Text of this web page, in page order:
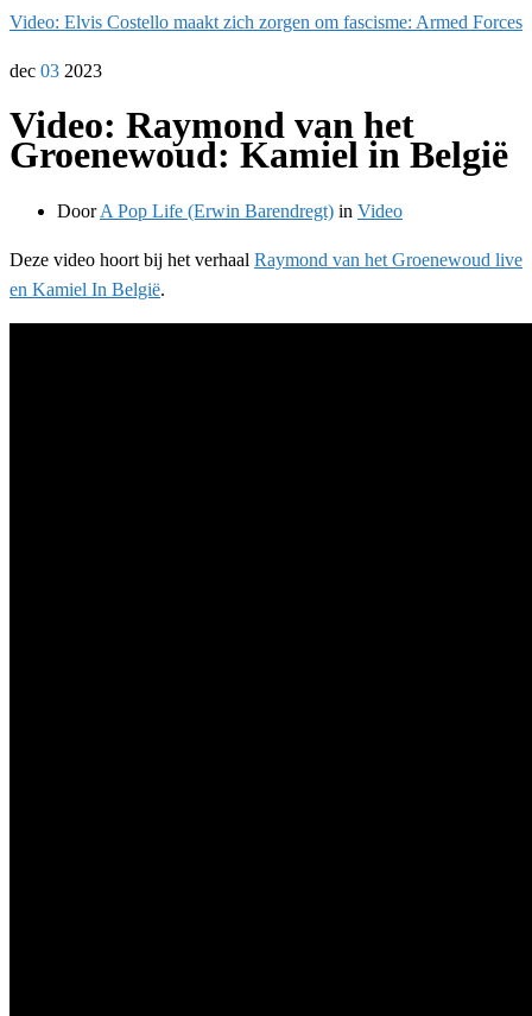
Video: Elvis Costello maakt zich zorgen om fascisme: Armed Forces
dec 03 2023
Video: Raymond van het
Groenewoud: Kamiel in België
DoorA Pop Life (Erwin Barendregt) in Video
Deze video hoort bij het verhaal Raymond van het Groenewoud live
en Kamiel In België.